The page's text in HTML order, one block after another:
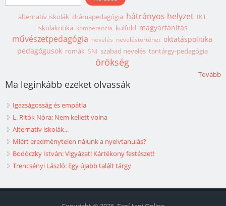
alternatív iskolák drámapedagógia hátrányos helyzet IKT
iskolakritika kompetencia külföld magyartanítás
művészetpedagógia nevelés neveléstörténet oktatáspolitika
pedagógusok romák SNI szabad nevelés tantárgy-pedagógia
örökség
Tovább
Ma leginkább ezeket olvassák
Igazságosság és empátia
L. Ritók Nóra: Nem kellett volna
Alternatív iskolák...
Miért eredménytelen nálunk a nyelvtanulás?
Bodóczky István: Vigyázat! Kártékony festészet!
Trencsényi László: Egy újabb talált tárgy